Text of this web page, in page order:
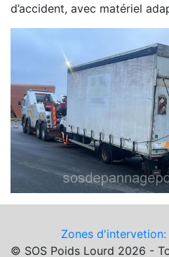
d’accident, avec matériel
Zones
© SOS Poids Lourd 2026 -